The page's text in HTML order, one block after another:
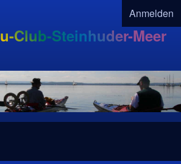
User
Anmelden
Club-Steinhuder-Meer